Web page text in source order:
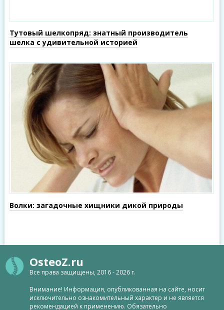
Тутовый шелкопряд: знатный производитель
шелка с удивительной историей
Волки: загадочные хищники дикой природы
OsteoZ.ru
Все права защищены, 2016 - 2026 г.
Внимание! Информация, опубликованная на сайте, носит
исключительно ознакомительный характер и не является
рекомендацией к применению. Обязательно